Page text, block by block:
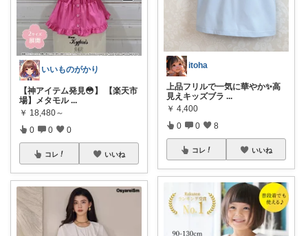
いいものがかり
【神アイテム発見😳】 【楽天市
場】メタモル ...
￥ 18,480～
0 0 0
コレ いいね
itoha
上品フリルで一気に華やか✨高
見えキッズブラ ...
￥ 4,400
0 0 8
コレ いいね